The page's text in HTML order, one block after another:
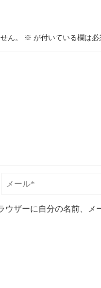
ん。 ※ が付いている欄は必
ザーに自分の名前、メ